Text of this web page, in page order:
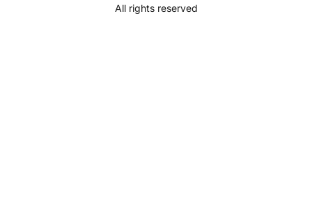
All rights reserved